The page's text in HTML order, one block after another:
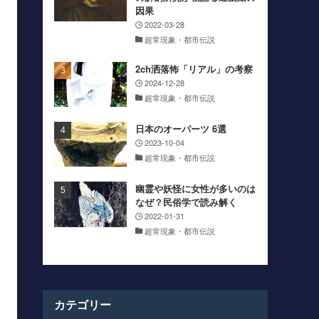
因果
2022-03-28
超常現象・都市伝説
2ch洒落怖「リアル」の考察
2024-12-28
超常現象・都市伝説
日本のオーパーツ 6選
2023-10-04
超常現象・都市伝説
幽霊や妖怪に女性が多いのは
なぜ？民俗学で読み解く
2022-01-31
超常現象・都市伝説
カテゴリー